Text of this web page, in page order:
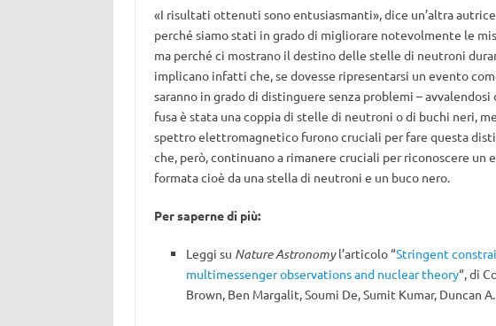
«I risultati ottenuti sono entusiasmanti», dice un’altra
perché siamo stati in grado di migliorare notevolmente le
ma perché ci mostrano il destino delle stelle di neutroni
implicano infatti che, se dovesse ripresentarsi un evento
saranno in grado di distinguere senza problemi –
fusa è stata una coppia di stelle di neutroni o di buchi neri,
spettro elettromagnetico furono cruciali per fare questa
che, però, continuano a rimanere cruciali per riconoscere un
formata cioè da una stella di neutroni e un buco nero.
Per saperne di più:
Leggi su Nature Astronomyl’articolo “Stringent
multimessenger observations and nuclear theory“, di
Brown, Ben Margalit, Soumi De, Sumit Kumar, Duncan